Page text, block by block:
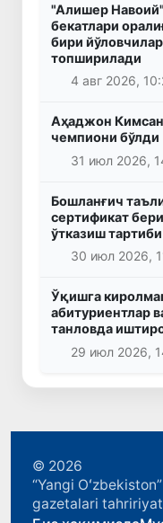
"Алишер
бекатлари
бири
топширилади
4 авг 2026,
Аҳаджон
чемпиони бўлди
31 июл 2026,
Бошланғич
сертификат
ўтказиш
30 июл 2026,
Ўқишга
абитуриентлар
танловда
29 июл 2026,
© 2026
“Yangi
gazetalari